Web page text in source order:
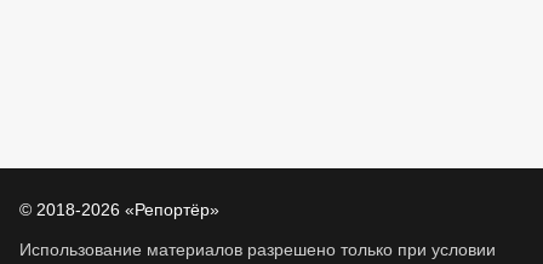
© 2018-2026 «Репортёр»
Использование материалов разрешено только при условии